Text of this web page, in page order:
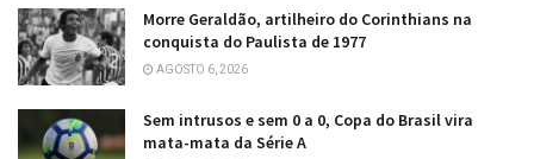
Morre Geraldão, artilheiro do Corinthians na
conquista do Paulista de 1977
AGOSTO 6, 2026
Sem intrusos e sem 0 a 0, Copa do Brasil vira
mata-mata da Série A